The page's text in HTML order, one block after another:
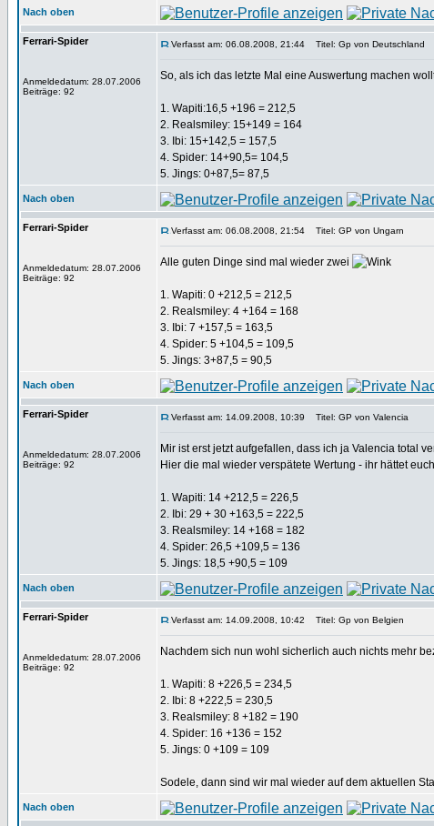
Nach oben
Ferrari-Spider
Anmeldedatum: 28.07.2006
Beiträge: 92
Verfasst am: 06.08.2008, 21:44 Titel: Gp von Deutschland
So, als ich das letzte Mal eine Auswertung machen
1. Wapiti:16,5 +196 = 212,5
2. Realsmiley: 15+149 = 164
3. Ibi: 15+142,5 = 157,5
4. Spider: 14+90,5= 104,5
5. Jings: 0+87,5= 87,5
Nach oben
Ferrari-Spider
Anmeldedatum: 28.07.2006
Beiträge: 92
Verfasst am: 06.08.2008, 21:54 Titel: GP von Ungarn
Alle guten Dinge sind mal wieder zwei
1. Wapiti: 0 +212,5 = 212,5
2. Realsmiley: 4 +164 = 168
3. Ibi: 7 +157,5 = 163,5
4. Spider: 5 +104,5 = 109,5
5. Jings: 3+87,5 = 90,5
Nach oben
Ferrari-Spider
Anmeldedatum: 28.07.2006
Beiträge: 92
Verfasst am: 14.09.2008, 10:39 Titel: GP von Valencia
Mir ist erst jetzt aufgefallen, dass ich ja Valencia total
Hier die mal wieder verspätete Wertung - ihr hättet
1. Wapiti: 14 +212,5 = 226,5
2. Ibi: 29 + 30 +163,5 = 222,5
3. Realsmiley: 14 +168 = 182
4. Spider: 26,5 +109,5 = 136
5. Jings: 18,5 +90,5 = 109
Nach oben
Ferrari-Spider
Anmeldedatum: 28.07.2006
Beiträge: 92
Verfasst am: 14.09.2008, 10:42 Titel: Gp von Belgien
Nachdem sich nun wohl sicherlich auch nichts mehr
1. Wapiti: 8 +226,5 = 234,5
2. Ibi: 8 +222,5 = 230,5
3. Realsmiley: 8 +182 = 190
4. Spider: 16 +136 = 152
5. Jings: 0 +109 = 109
Sodele, dann sind wir mal wieder auf dem aktuellen
Nach oben